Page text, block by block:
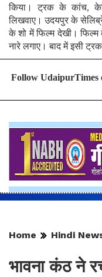
किया। ट्रक के कांच,
लिखवाए। उदयपुर के
के शो में फिल्म देखी। फिल्म
नारे लगाए। बाद में इसी
Follow UdaipurTimes
Home Hindi
भावना कंठ ने